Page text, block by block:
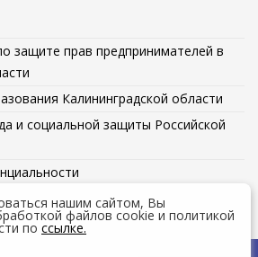
защите прав предпринимателей в
Калининградской области
и социальной защиты Российской
нашим сайтом, Вы
файлов cookie и политикой
по ссылке.